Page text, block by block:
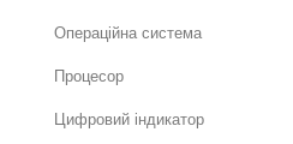
Операційна система
Процесор
Цифровий індикатор